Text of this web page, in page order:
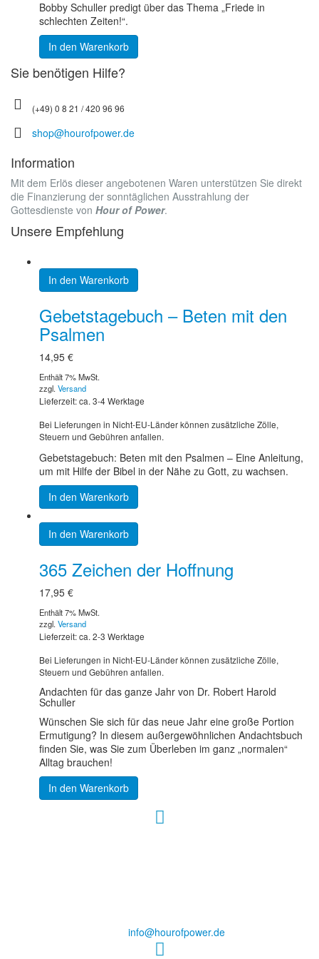
Bobby Schuller predigt über das Thema „Friede in
schlechten Zeiten!“.
In den Warenkorb
Sie benötigen Hilfe?
(+49) 0 8 21 / 420 96 96
shop@hourofpower.de
Information
Mit dem Erlös dieser angebotenen Waren unterstützen Sie direkt
die Finanzierung der sonntäglichen Ausstrahlung der
Gottesdienste von Hour of Power.
Unsere Empfehlung
In den Warenkorb
Gebetstagebuch – Beten mit den
Psalmen
14,95 €
Enthält 7% MwSt.
zzgl.Versand
Lieferzeit: ca. 3-4 Werktage
Bei Lieferungen in Nicht-EU-Länder können zusätzliche Zölle,
Steuern und Gebühren anfallen.
Gebetstagebuch: Beten mit den Psalmen – Eine Anleitung,
um mit Hilfe der Bibel in der Nähe zu Gott, zu wachsen.
In den Warenkorb
In den Warenkorb
365 Zeichen der Hoffnung
17,95 €
Enthält 7% MwSt.
zzgl. Versand
Lieferzeit: ca. 2-3 Werktage
Bei Lieferungen in Nicht-EU-Länder können zusätzliche Zölle,
Steuern und Gebühren anfallen.
Andachten für das ganze Jahr von Dr. Robert Harold
Schuller
Wünschen Sie sich für das neue Jahr eine große Portion
Ermutigung? In diesem außergewöhnlichen Andachtsbuch
finden Sie, was Sie zum Überleben im ganz „normalen“
Alltag brauchen!
In den Warenkorb
info@hourofpower.de